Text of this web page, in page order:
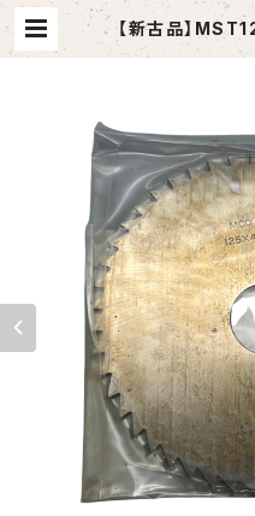
【新古品】
ッテングソー